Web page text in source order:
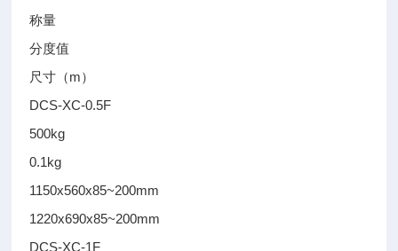
称量
分度值
尺寸（m）
DCS-XC-0.5F
500kg
0.1kg
1150x560x85~200mm
1220x690x85~200mm
DCS-XC-1F